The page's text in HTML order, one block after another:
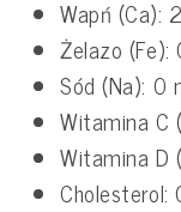
Wapń (Ca):
Żelazo (Fe):
Sód (Na): 0
Witamina C
Witamina D
Cholesterol: